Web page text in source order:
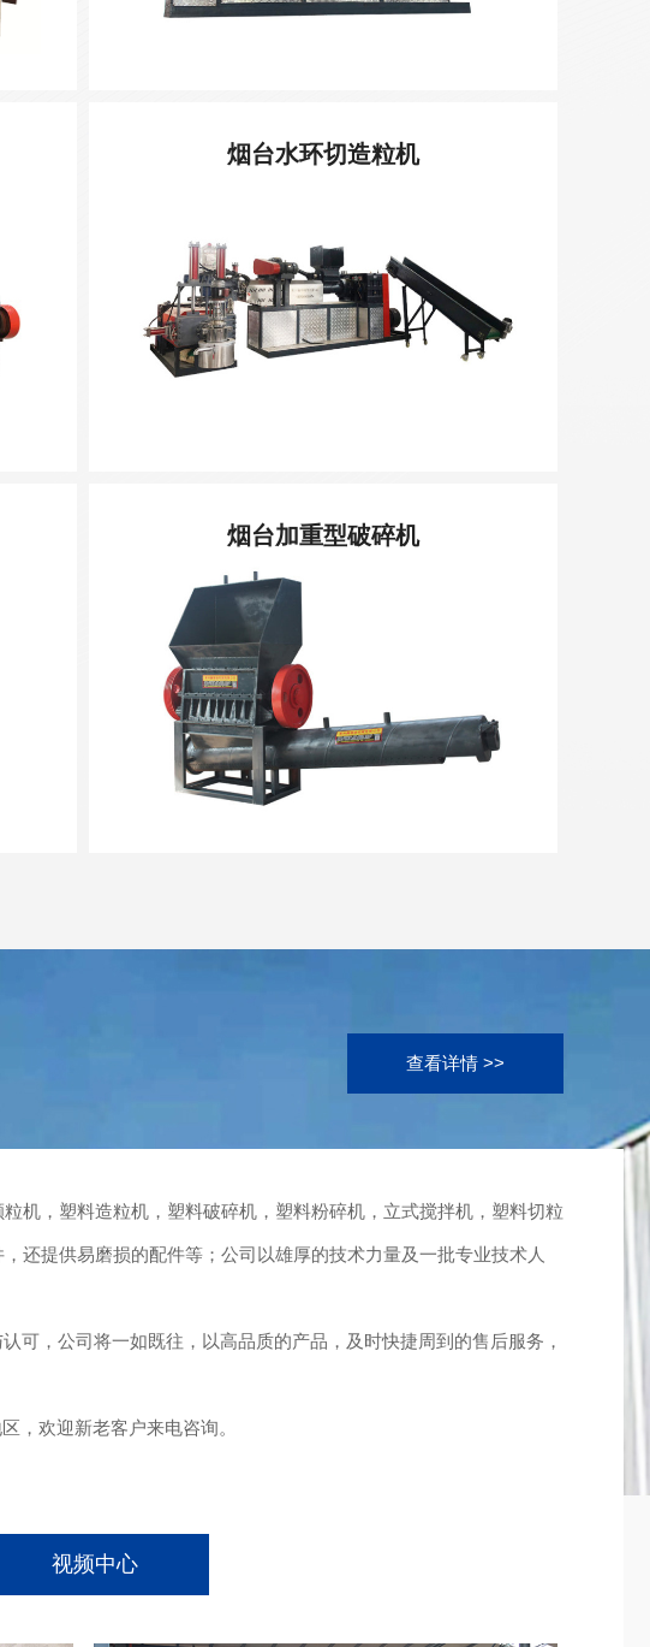
烟台水环切造粒机
烟台加重型破碎机
查看详情 >>
，塑料造粒机，塑料破碎机，塑料粉碎机，立式搅拌机，塑料切粒
还提供易磨损的配件等；公司以雄厚的技术力量及一批专业技术人
，公司将一如既往，以高品质的产品，及时快捷周到的售后服务，
欢迎新老客户来电咨询。
视频中心